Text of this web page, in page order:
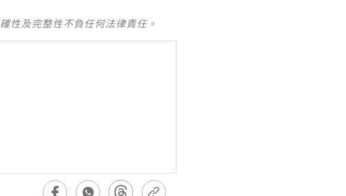
性及完整性不負任何法律責任。